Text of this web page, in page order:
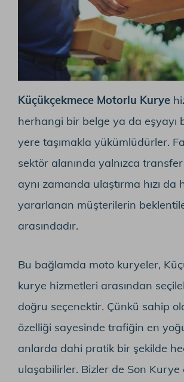
Küçükçekmece Motorlu Kurye
herhangi bir belge ya da eşyayı
yere taşımakla yükümlüdürler.
sektör alanında yalnızca
aynı zamanda ulaştırma hızı da
yararlanan müşterilerin
arasındadır.
Bu bağlamda moto kuryeler,
kurye hizmetleri arasından
doğru seçenektir. Çünkü sahip
özelliği sayesinde trafiğin en
anlarda dahi pratik bir şekilde
ulaşabilirler. Bizler de Son Kurye